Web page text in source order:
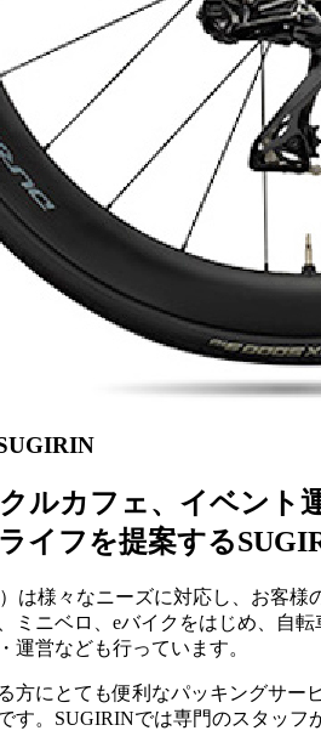
ルカフェ、イベント運
イフを提案する
は様々なニーズに対応し、お客
ミニベロ、eバイクをはじめ、自
運営なども行っています。
方にとても便利なパッキングサ
す。SUGIRINでは専門のスタッ